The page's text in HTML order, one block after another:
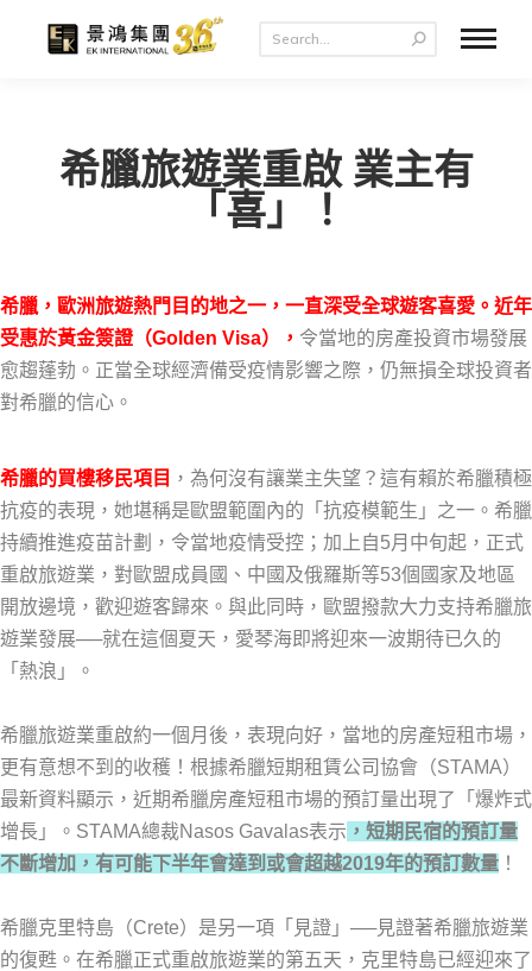
希臘旅遊業重啟 業主有
「喜」！
希臘，歐洲旅遊熱門目的地之一，一直深受全球遊客喜愛。近年
受惠於黃金簽證（Golden Visa）， 令當地的房產投資市場發展
愈趨蓬勃。正當全球經濟備受疫情影響之際，仍無損全球投資者
對希臘的信心。
希臘的買樓移民項目 ，為何沒有讓業主失望？這有賴於希臘積極
抗疫的表現，她堪稱是歐盟範圍內的「抗疫模範生」之一。希臘
持續推進疫苗計劃，令當地疫情受控；加上自5月中旬起，正式
重啟旅遊業，對歐盟成員國、中國及俄羅斯等53個國家及地區
開放邊境，歡迎遊客歸來。與此同時，歐盟撥款大力支持希臘旅
遊業發展──就在這個夏天，愛琴海即將迎來一波期待已久的
「熱浪」。
希臘旅遊業重啟約一個月後，表現向好，當地的房產短租市場，
更有意想不到的收穫！根據希臘短期租賃公司協會（STAMA）
最新資料顯示，近期希臘房產短租市場的預訂量出現了「爆炸式
增長」。STAMA總裁Nasos Gavalas表示 ，短期民宿的預訂量
不斷增加，有可能下半年會達到或會超越2019年的預訂數量 ！
希臘克里特島（Crete）是另一項「見證」──見證著希臘旅遊業
的復甦。在希臘正式重啟旅遊業的第五天，克里特島已經迎來了